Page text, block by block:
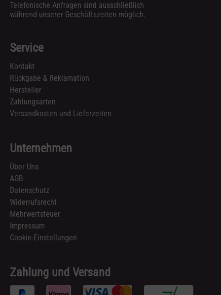
Telefonische Anfragen sind ausschließlich
während unserer Geschäftszeiten möglich.
Service
Kontakt
Rückgabe & Reklamation
Hersteller
Zahlungsarten
Versandkosten und Lieferzeiten
Unternehmen
Über Uns
AGB
Datenschutz
Widerrufsrecht
Mehrwertsteuer
Impressum
Cookie-Einstellungen
Zahlung und Versand